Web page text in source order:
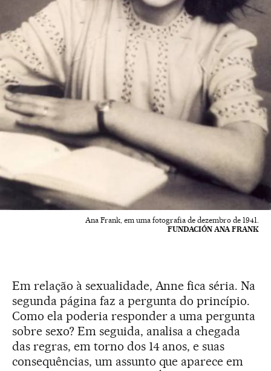
Ana Frank, em uma fotografia de dezembro de 1941.
FUNDACIÓN ANA FRANK
Em relação à sexualidade, Anne fica séria. Na
segunda página faz a pergunta do princípio.
Como ela poderia responder a uma pergunta
sobre sexo? Em seguida, analisa a chegada
das regras, em torno dos 14 anos, e suas
consequências, um assunto que aparece em